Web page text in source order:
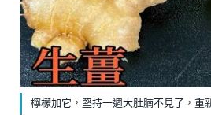
檸檬加它，堅持一週大肚腩不見了，重